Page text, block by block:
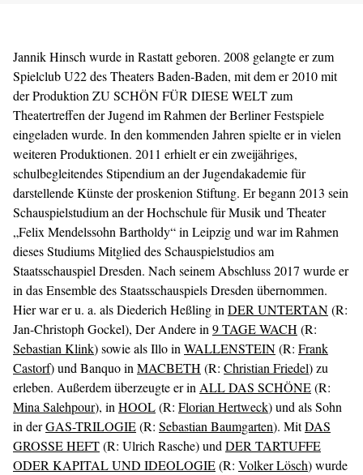
Jannik Hinsch wurde in Rastatt geboren. 2008 gelangte er zum
Spielclub U22 des Theaters Baden-Baden, mit dem er 2010 mit
der Produktion ZU SCHÖN FÜR DIESE WELT zum
Theatertreffen der Jugend im Rahmen der Berliner Festspiele
eingeladen wurde. In den kommenden Jahren spielte er in vielen
weiteren Produktionen. 2011 erhielt er ein zweijähriges,
schulbegleitendes Stipendium an der Jugendakademie für
darstellende Künste der proskenion Stiftung. Er begann 2013 sein
Schauspielstudium an der Hochschule für Musik und Theater
„Felix Mendelssohn Bartholdy“ in Leipzig und war im Rahmen
dieses Studiums Mitglied des Schauspielstudios am
Staatsschauspiel Dresden. Nach seinem Abschluss 2017 wurde er
in das Ensemble des Staatsschauspiels Dresden übernommen.
Hier war er u. a. als Diederich Heßling in DER UNTERTAN(R:
Jan-Christoph Gockel), Der Andere in 9 TAGE WACH (R:
Sebastian Klink) sowie als Illo in WALLENSTEIN(R: Frank
Castorf) und Banquo in MACBETH (R: Christian Friedel) zu
erleben. Außerdem überzeugte er in ALL DAS SCHÖNE(R:
Mina Salehpour), in HOOL(R: Florian Hertweck) und als Sohn
in derGAS-TRILOGIE(R: Sebastian Baumgarten). MitDAS
GROSSE HEFT(R: Ulrich Rasche) und DER TARTUFFE
ODER KAPITAL UND IDEOLOGIE(R: Volker Lösch) wurde